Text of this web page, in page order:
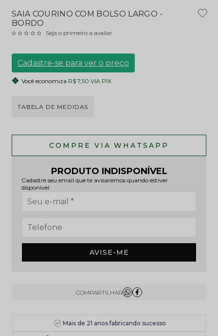
SAIA COURINO COM BOLSO LARGO -
BORDO
Seja o primeiro a avaliar
Cadastre-se para ver o preço
Você economiza R$ 7,50 VIA PIX
TABELA DE MEDIDAS
PRODUTO INDISPONÍVEL
Cadastre seu email que te avisaremos quando estiver
disponível:
AVISE-ME
Mais de 21 anos fabricando sucesso